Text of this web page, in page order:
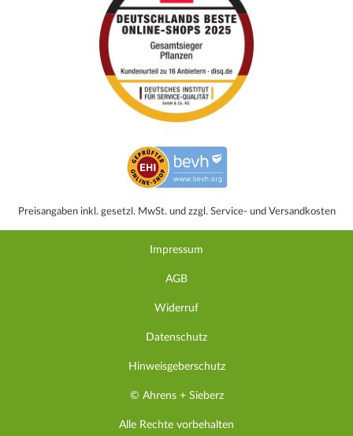
Preisangaben inkl. gesetzl. MwSt. und zzgl. Service- und Versandkosten
Impressum
AGB
Widerruf
Datenschutz
Hinweisgeberschutz
© Ahrens + Sieberz
Alle Rechte vorbehalten